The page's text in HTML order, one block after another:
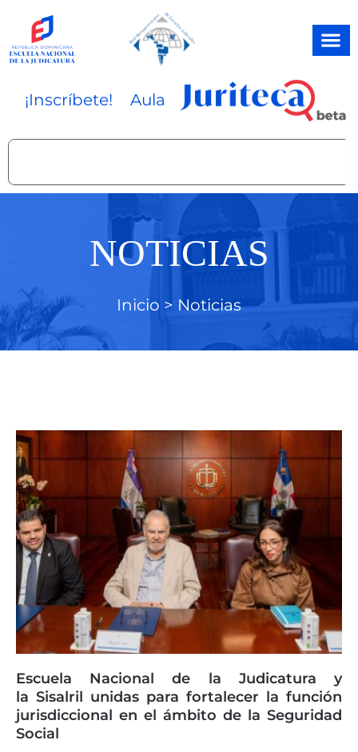
contenido
¡Inscríbete! Aula
Search
NOTICIAS
Inicio > Noticias
Escuela Nacional de la Judicatura y
la Sisalril unidas para fortalecer la función
jurisdiccional en el ámbito de la Seguridad
Social
PagePagePagePagePage